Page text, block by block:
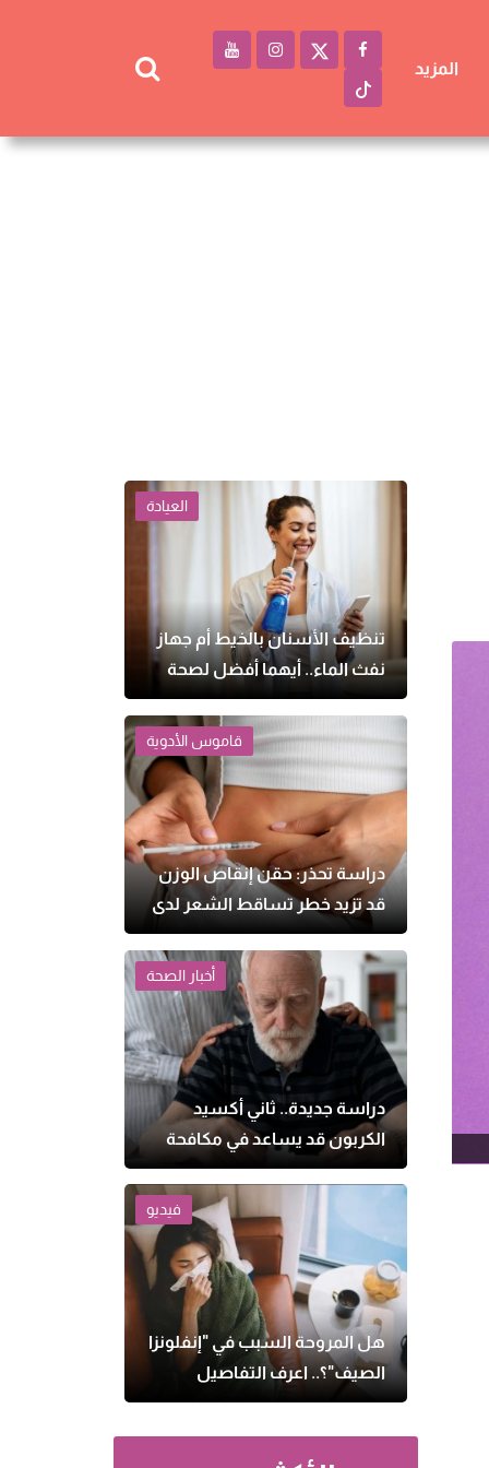
المزيد
العيادة
تنظيف الأسنان بالخيط أم جهاز
نفث الماء.. أيهما أفضل لصحة
اللثة؟
قاموس الأدوية
دراسة تحذر: حقن إنقاص الوزن
قد تزيد خطر تساقط الشعر لدى
النساء
أخبار الصحة
دراسة جديدة.. ثاني أكسيد
الكربون قد يساعد في مكافحة
الزهايمر
فيديو
هل المروحة السبب في "إنفلونزا
الصيف"؟.. اعرف التفاصيل